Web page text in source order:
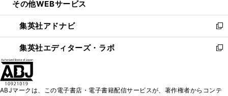
開
く
ウ
で
開
く
ン
ド
ウ
で
ウ
ィ
ン
ド
く
その他WEBサービス
集英社アドナビ
新
し
い
ド
集英社エディターズ・ラボ
新
ィ
ABJマークは、この電子書店・電子書籍配信サービスが、著作権者からコンテ